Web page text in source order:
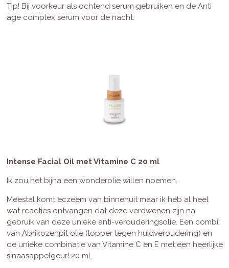
Tip! Bij voorkeur als ochtend serum gebruiken en de Anti
age complex serum voor de nacht.
Intense Facial Oil met Vitamine C 20 ml
Ik zou het bijna een wonderolie willen noemen.
Meestal komt eczeem van binnenuit maar ik heb al heel
wat reacties ontvangen dat deze verdwenen zijn na
gebruik van deze unieke anti-verouderingsolie. Een combi
van Abrikozenpit olie (topper tegen huidveroudering) en
de unieke combinatie van Vitamine C en E met een heerlijke
sinaasappelgeur! 20 ml.